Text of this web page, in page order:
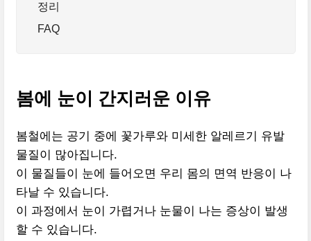
정리
FAQ
봄에 눈이 간지러운 이유
봄철에는 공기 중에 꽃가루와 미세한 알레르기 유발
물질이 많아집니다.
이 물질들이 눈에 들어오면 우리 몸의 면역 반응이 나
타날 수 있습니다.
이 과정에서 눈이 가렵거나 눈물이 나는 증상이 발생
할 수 있습니다.